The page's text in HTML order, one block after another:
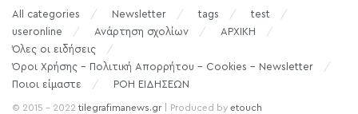
All categories Newsletter tags
test
useronline
Ανάρτηση σχολίων
ΑΡΧΙΚΗ
Όλες οι ειδήσεις
Όροι Χρήσης – Πολιτική Απορρήτου – Cookies – Newsletter
Ποιοι είμαστε
ΡΟΗ ΕΙΔΗΣΕΩΝ
© 2015 - 2022 tilegrafimanews.gr| Produced by etouch